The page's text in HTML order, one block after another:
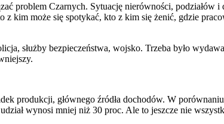
problem Czarnych. Sytuację nierówności,
z kim może się spotykać, kto z kim się żenić, gdzie
służby bezpieczeństwa, wojsko. Trzeba było
produkcji, głównego źródła dochodów. W
wynosi mniej niż 30 proc. Ale to jeszcze nie